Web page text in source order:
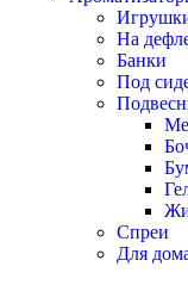
На
Банки
Под
Спреи
Для